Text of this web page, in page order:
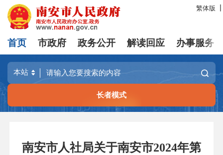
繁体版
首页 市政府 政务公开 解读回应 办事服务
长者模式
南安市人社局关于南安市2024年第